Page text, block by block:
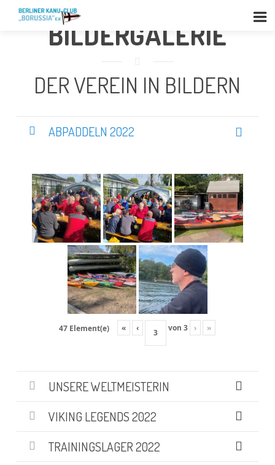
BILDERGALERIE
DER VEREIN IN BILDERN
ABPADDELN 2022
47 Element(e) « ‹ von3 › »
UNSERE WELTMEISTERIN
VIKING LEGENDS 2022
TRAININGSLAGER 2022